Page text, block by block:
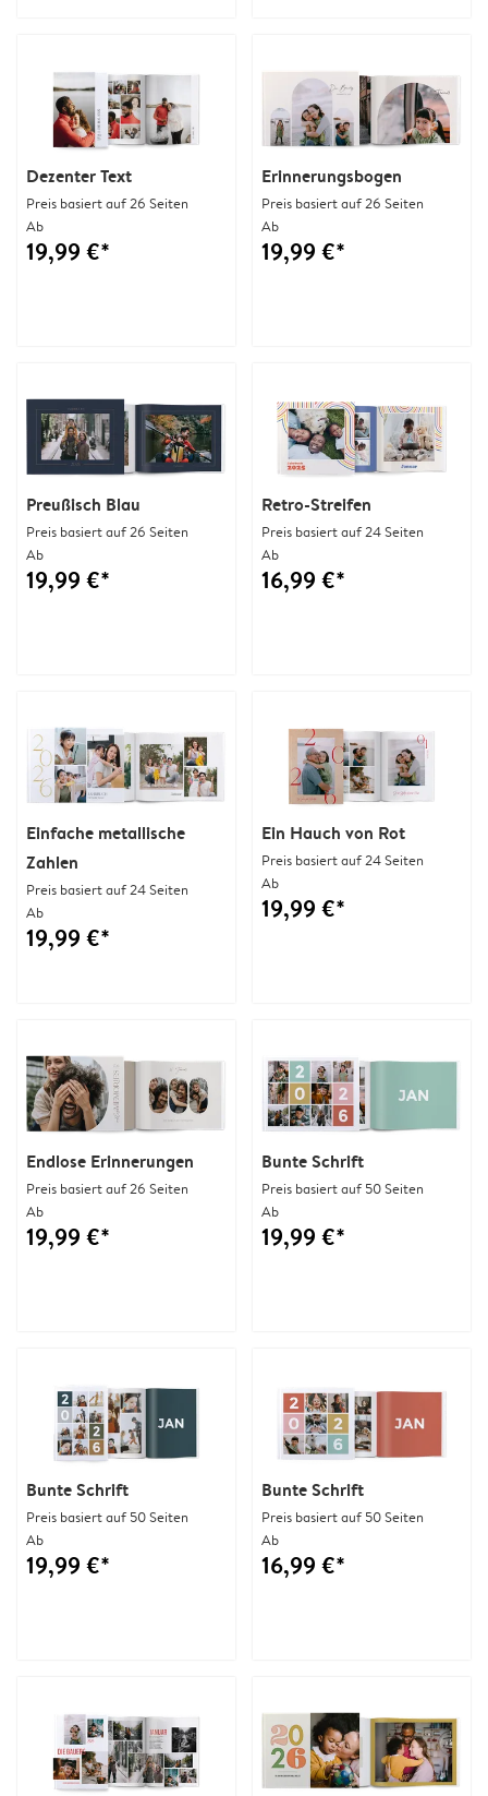
Dezenter Text
Preis basiert auf 26 Seiten
Ab
19,99 €*
Endlose Erinnerungen
Preis basiert auf 26 Seiten
Ab
19,99 €*
Ein Hauch von Rot
Preis basiert auf 24 Seiten
Ab
19,99 €*
Erinnerungsbogen
Preis basiert auf 26 Seiten
Ab
19,99 €*
Preußisch Blau
Preis basiert auf 26 Seiten
Ab
19,99 €*
Einfache metallische
Zahlen
Preis basiert auf 24 Seiten
Ab
19,99 €*
Retro-Streifen
Preis basiert auf 24 Seiten
Ab
16,99 €*
Bunte Schrift
Preis basiert auf 50 Seiten
Ab
19,99 €*
Bunte Schrift
Preis basiert auf 50 Seiten
Ab
19,99 €*
Bunte Schrift
Preis basiert auf 50 Seiten
Ab
16,99 €*